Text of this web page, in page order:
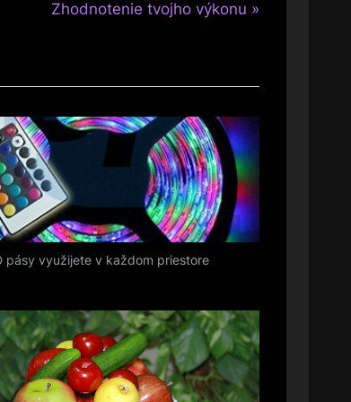
N
t
o
s
t
:
Zhodnotenie tvojho výkonu
pásy využijete v každom priestore